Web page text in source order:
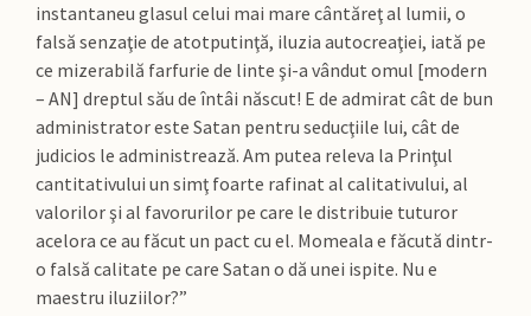
instantaneu glasul celui mai mare cântăreţ al lumii, o
falsă senzaţie de atotputinţă, iluzia autocreaţiei, iată pe
ce mizerabilă farfurie de linte şi-a vândut omul [modern
– AN] dreptul său de întâi născut! E de admirat cât de bun
administrator este Satan pentru seducţiile lui, cât de
judicios le administrează. Am putea releva la Prinţul
cantitativului un simţ foarte rafinat al calitativului, al
valorilor şi al favorurilor pe care le distribuie tuturor
acelora ce au făcut un pact cu el. Momeala e făcută dintr-
o falsă calitate pe care Satan o dă unei ispite. Nu e
maestru iluziilor?”